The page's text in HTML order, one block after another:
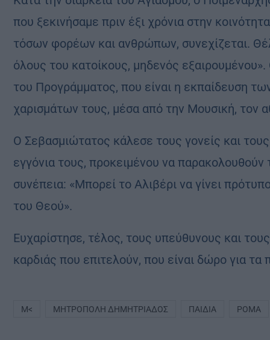
που ξεκινήσαμε πριν έξι χρόνια στην
τόσων φορέων και ανθρώπων, συνεχίζεται.
όλους του κατοίκους, μηδενός
του Προγράμματος, που είναι η εκπαίδευση
χαρισμάτων τους, μέσα από την Μουσική, τον
Ο Σεβασμιώτατος κάλεσε τους γονείς και
εγγόνια τους, προκειμένου να παρακολουθούν
συνέπεια: «Μπορεί το Αλιβέρι να γίνει
του Θεού».
Ευχαρίστησε, τέλος, τους υπεύθυνους και
καρδιάς που επιτελούν, που είναι δώρο για τα
Μ< ΜΗΤΡΌΠΟΛΗ ΔΗΜΗΤΡΙΆΔΟΣ ΠΑΙΔΙΆ ΡΟΜΆ